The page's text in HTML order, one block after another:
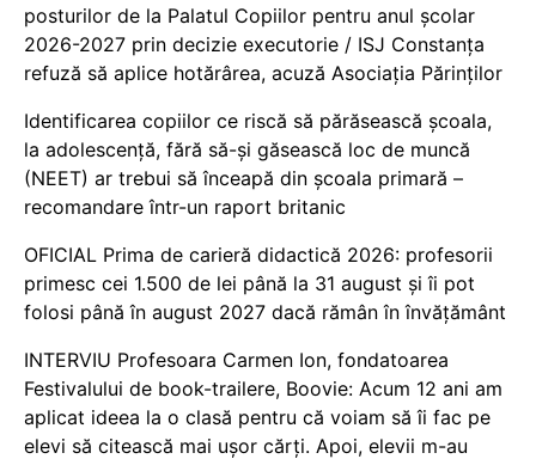
posturilor de la Palatul Copiilor pentru anul școlar
2026-2027 prin decizie executorie / ISJ Constanța
refuză să aplice hotărârea, acuză Asociația Părinților
Identificarea copiilor ce riscă să părăsească școala,
la adolescență, fără să-și găsească loc de muncă
(NEET) ar trebui să înceapă din școala primară –
recomandare într-un raport britanic
OFICIAL Prima de carieră didactică 2026: profesorii
primesc cei 1.500 de lei până la 31 august și îi pot
folosi până în august 2027 dacă rămân în învățământ
INTERVIU Profesoara Carmen Ion, fondatoarea
Festivalului de book-trailere, Boovie: Acum 12 ani am
aplicat ideea la o clasă pentru că voiam să îi fac pe
elevi să citească mai ușor cărți. Apoi, elevii m-au